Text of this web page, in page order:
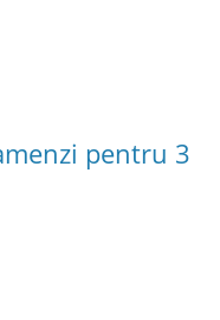
pentru 3